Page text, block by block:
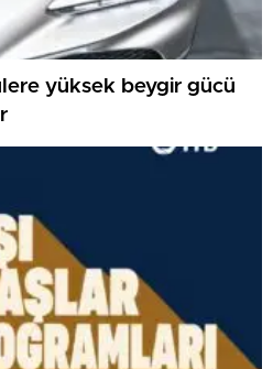
yüksek beygir gücü